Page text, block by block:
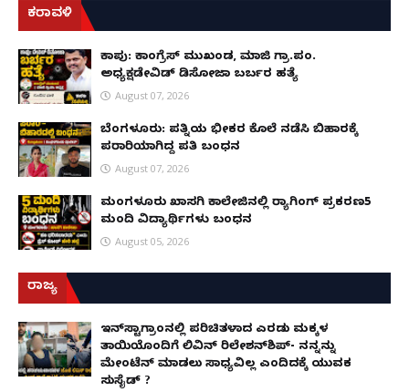
ಕರಾವಳಿ
ಕಾಪು: ಕಾಂಗ್ರೆಸ್ ಮುಖಂಡ, ಮಾಜಿ ಗ್ರಾ.ಪಂ.
ಅಧ್ಯಕ್ಷಡೇವಿಡ್ ಡಿಸೋಜಾ ಬರ್ಬರ ಹತ್ಯೆ
August 07, 2026
ಬೆಂಗಳೂರು: ಪತ್ನಿಯ ಭೀಕರ ಕೊಲೆ ನಡೆಸಿ ಬಿಹಾರಕ್ಕೆ
ಪರಾರಿಯಾಗಿದ್ದ ಪತಿ ಬಂಧನ
August 07, 2026
ಮಂಗಳೂರು ಖಾಸಗಿ ಕಾಲೇಜಿನಲ್ಲಿ ರ‌್ಯಾಗಿಂಗ್ ಪ್ರಕರಣ5
ಮಂದಿ ವಿದ್ಯಾರ್ಥಿಗಳು ಬಂಧನ
August 05, 2026
ರಾಜ್ಯ
ಇನ್​ಸ್ಟಾಗ್ರಾಂನಲ್ಲಿ ಪರಿಚಿತಳಾದ ಎರಡು ಮಕ್ಕಳ
ತಾಯಿಯೊಂದಿಗೆ ಲಿವಿನ್ ರಿಲೇಶನ್​ಶಿಪ್- ನನ್ನನ್ನು
ಮೇಂಟೆನ್ ಮಾಡಲು ಸಾಧ್ಯವಿಲ್ಲ ಎಂದಿದಕ್ಕೆ ಯುವಕ
ಸುಸೈಡ್ ?